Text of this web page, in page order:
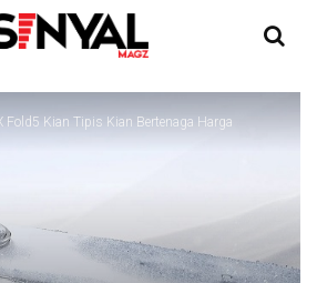
Fold5 Kian Tipis Kian Bertenaga Harga